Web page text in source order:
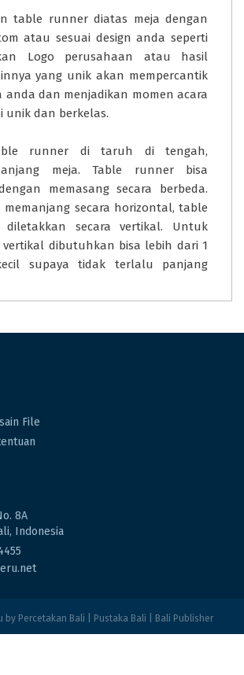
table runner diatas meja dengan
atau sesuai design anda seperti
Logo perusahaan atau hasil
yang unik akan mempercantik
anda dan menjadikan momen acara
unik dan berkelas.
runner di taruh di tengah,
meja. Table runner bisa
memasang secara berbeda.
memanjang secara horizontal, table
secara vertikal. Untuk
vertikal dibutuhkan bisa lebih dari 1
supaya tidak terlalu panjang
File
8A
Indonesia
by Percetakan Bali Pustaka Bali Bali Publisher